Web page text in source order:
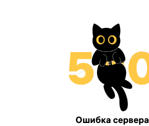
Ошибка сервера